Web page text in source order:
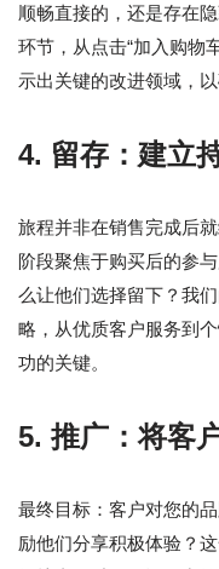
顺畅直接的，还是存在
环节，从点击“加入购物
示出关键的改进领域，
4. 留存：建立
旅程并非在销售完成后
阶段聚焦于购买后的参
么让他们选择留下？我
略，从优质客户服务到
功的关键。
5. 推广：将客
最终目标：客户对您的
励他们分享积极体验？